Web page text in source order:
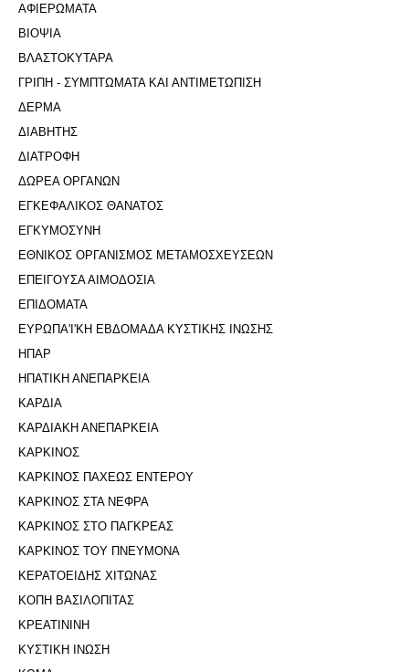
ΑΦΙΕΡΩΜΑΤΑ
ΒΙΟΨΙΑ
ΒΛΑΣΤΟΚΥΤΑΡΑ
ΓΡΙΠΗ - ΣΥΜΠΤΩΜΑΤΑ ΚΑΙ ΑΝΤΙΜΕΤΩΠΙΣΗ
ΔΕΡΜΑ
ΔΙΑΒΗΤΗΣ
ΔΙΑΤΡΟΦΗ
ΔΩΡΕΑ ΟΡΓΑΝΩΝ
ΕΓΚΕΦΑΛΙΚΟΣ ΘΑΝΑΤΟΣ
ΕΓΚΥΜΟΣΥΝΗ
ΕΘΝΙΚΟΣ ΟΡΓΑΝΙΣΜΟΣ ΜΕΤΑΜΟΣΧΕΥΣΕΩΝ
ΕΠΕΙΓΟΥΣΑ ΑΙΜΟΔΟΣΙΑ
ΕΠΙΔΟΜΑΤΑ
ΕΥΡΩΠΑ'Ι'ΚΗ ΕΒΔΟΜΑΔΑ ΚΥΣΤΙΚΗΣ ΙΝΩΣΗΣ
ΗΠΑΡ
ΗΠΑΤΙΚΗ ΑΝΕΠΑΡΚΕΙΑ
ΚΑΡΔΙΑ
ΚΑΡΔΙΑΚΗ ΑΝΕΠΑΡΚΕΙΑ
ΚΑΡΚΙΝΟΣ
ΚΑΡΚΙΝΟΣ ΠΑΧΕΩΣ ΕΝΤΕΡΟΥ
ΚΑΡΚΙΝΟΣ ΣΤΑ ΝΕΦΡΑ
ΚΑΡΚΙΝΟΣ ΣΤΟ ΠΑΓΚΡΕΑΣ
ΚΑΡΚΙΝΟΣ ΤΟΥ ΠΝΕΥΜΟΝΑ
ΚΕΡΑΤΟΕΙΔΗΣ ΧΙΤΩΝΑΣ
ΚΟΠΗ ΒΑΣΙΛΟΠΙΤΑΣ
ΚΡΕΑΤΙΝΙΝΗ
ΚΥΣΤΙΚΗ ΙΝΩΣΗ